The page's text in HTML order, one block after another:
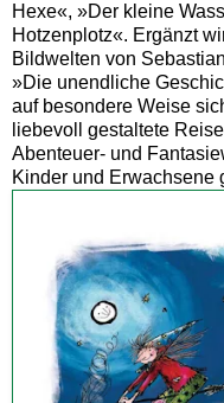
Hexe«, »Der kleine
Hotzenplotz«. Ergänzt
Bildwelten von
»Die unendliche
auf besondere Weise
liebevoll gestaltete
Abenteuer- und
Kinder und Erwachsene